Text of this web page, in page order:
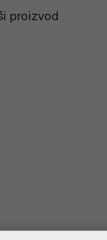
proizvod